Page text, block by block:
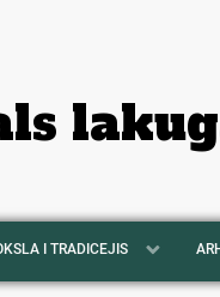
I TRADICEJIS